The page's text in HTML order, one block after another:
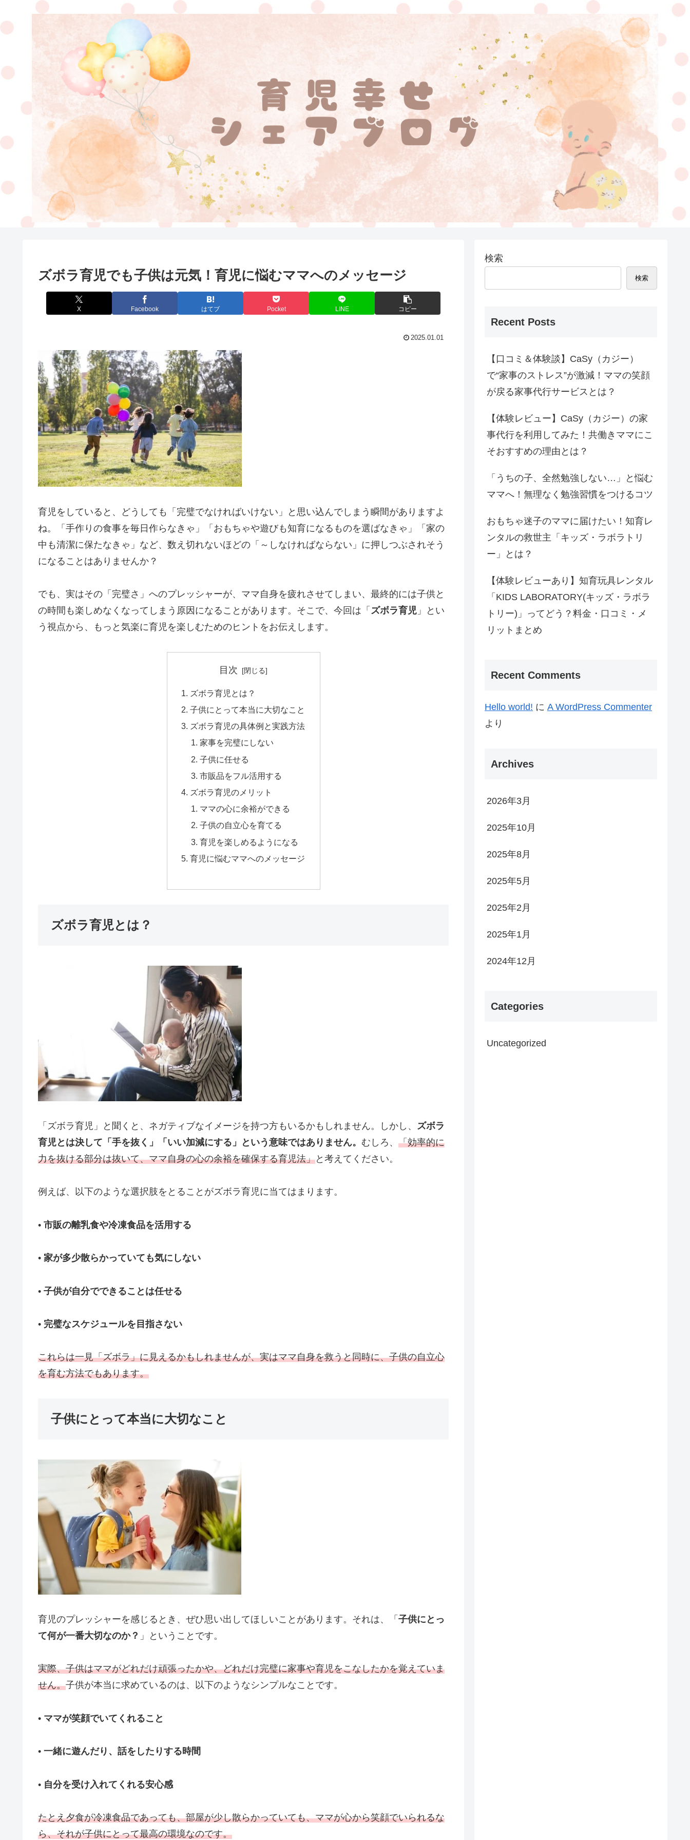
ズボラ育児でも子供は元気！育児に悩むママへのメッセージ
X Facebook はてブ Pocket LINE コピー
2025.01.01
育児をしていると、どうしても「完璧でなければいけない」と思い込んでしまう瞬間がありますよ
ね。「手作りの食事を毎日作らなきゃ」「おもちゃや遊びも知育になるものを選ばなきゃ」「家の
中も清潔に保たなきゃ」など、数え切れないほどの「～しなければならない」に押しつぶされそう
になることはありませんか？
でも、実はその「完璧さ」へのプレッシャーが、ママ自身を疲れさせてしまい、最終的には子供と
の時間も楽しめなくなってしまう原因になることがあります。そこで、今回は「 ズボラ育児 」とい
う視点から、もっと気楽に育児を楽しむためのヒントをお伝えします。
目次
ズボラ育児とは？
子供にとって本当に大切なこと
ズボラ育児の具体例と実践方法
家事を完璧にしない
子供に任せる
市販品をフル活用する
ズボラ育児のメリット
ママの心に余裕ができる
子供の自立心を育てる
育児を楽しめるようになる
育児に悩むママへのメッセージ
ズボラ育児とは？
「ズボラ育児」と聞くと、ネガティブなイメージを持つ方もいるかもしれません。しかし、 ズボラ
育児とは決して「手を抜く」「いい加減にする」という意味ではありません。 むしろ、 「効率的に
力を抜ける部分は抜いて、ママ自身の心の余裕を確保する育児法」と考えてください。
例えば、以下のような選択肢をとることがズボラ育児に当てはまります。
• 市販の離乳食や冷凍食品を活用する
• 家が多少散らかっていても気にしない
• 子供が自分でできることは任せる
• 完璧なスケジュールを目指さない
これらは一見「ズボラ」に見えるかもしれませんが、実はママ自身を救うと同時に、子供の自立心
を育む方法でもあります。
子供にとって本当に大切なこと
育児のプレッシャーを感じるとき、ぜひ思い出してほしいことがあります。それは、「 子供にとっ
て何が一番大切なのか？ 」ということです。
実際、子供はママがどれだけ頑張ったかや、どれだけ完璧に家事や育児をこなしたかを覚えていま
せん。子供が本当に求めているのは、以下のようなシンプルなことです。
• ママが笑顔でいてくれること
• 一緒に遊んだり、話をしたりする時間
• 自分を受け入れてくれる安心感
たとえ夕食が冷凍食品であっても、部屋が少し散らかっていても、ママが心から笑顔でいられるな
ら、それが子供にとって最高の環境なのです。
検索
検索
Recent Posts
【口コミ＆体験談】CaSy（カジー）
で“家事のストレス”が激減！ママの笑顔
が戻る家事代行サービスとは？
【体験レビュー】CaSy（カジー）の家
事代行を利用してみた！共働きママにこ
そおすすめの理由とは？
「うちの子、全然勉強しない…」と悩む
ママへ！無理なく勉強習慣をつけるコツ
おもちゃ迷子のママに届けたい！知育レ
ンタルの救世主「キッズ・ラボラトリ
ー」とは？
【体験レビューあり】知育玩具レンタル
「KIDS LABORATORY(キッズ・ラボラ
トリー)」ってどう？料金・口コミ・メ
リットまとめ
Recent Comments
Hello world! に A WordPress Commenter
より
Archives
2026年3月
2025年10月
2025年8月
2025年5月
2025年2月
2025年1月
2024年12月
Categories
Uncategorized